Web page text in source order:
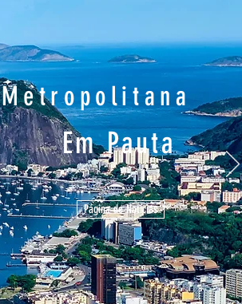
Metropolitana
Em Pauta
Página de Notícias